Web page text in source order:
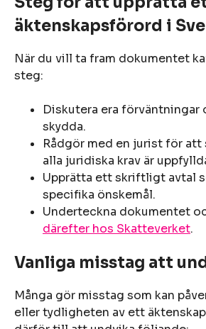
äktenskapsförord i
När du vill ta fram dokumentet
steg:
Diskutera era förväntningar
skydda.
Rådgör med en jurist för
alla juridiska krav är
Upprätta ett skriftligt avtal
specifika önskemål.
Underteckna dokumentet
därefter hos Skatteverket.
Vanliga misstag att
Många gör misstag som kan
eller tydligheten av ett